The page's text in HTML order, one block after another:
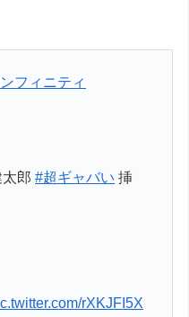
フィニティ
太郎#超ギャバい 挿
rXKJFI5X